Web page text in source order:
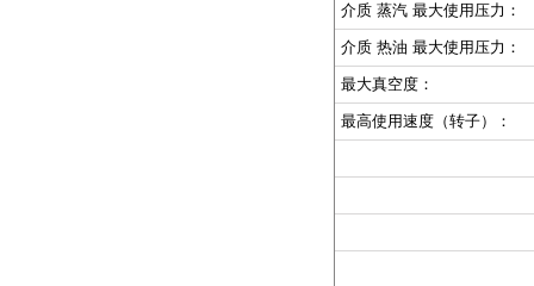
介质 蒸汽 最大使用压力：
介质 热油 最大使用压力：
最大真空度：
最高使用速度（转子）：